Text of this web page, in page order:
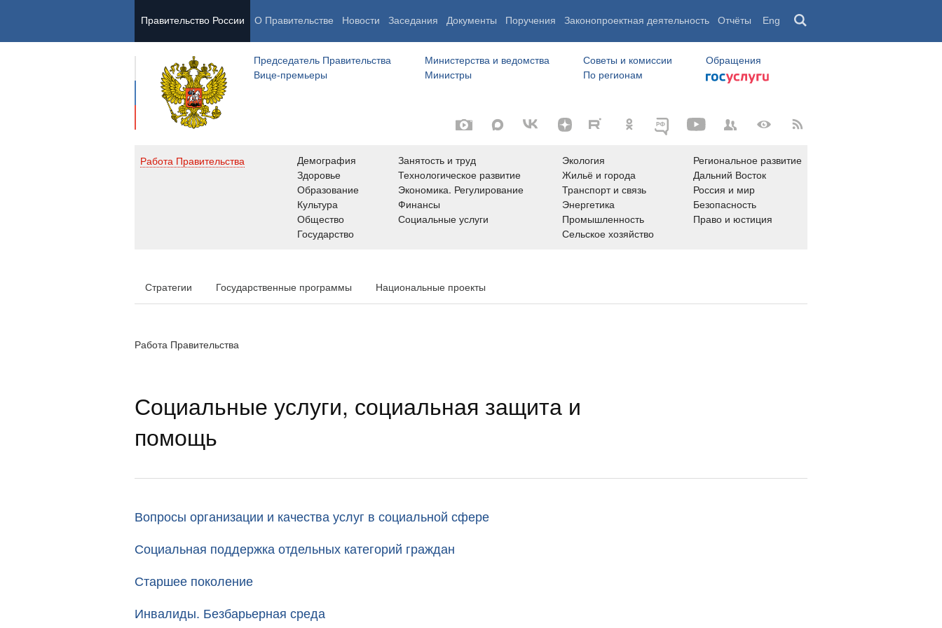
Правительство России О Правительстве Новости Заседания Документы Поручения Законопроектная деятельность Отчёты Eng
Председатель Правительства
Вице-премьеры
Министерства и ведомства
Министры
Советы и комиссии
По регионам
Обращения
Работа Правительства
Демография
Здоровье
Образование
Культура
Общество
Государство
Занятость и труд
Технологическое развитие
Экономика. Регулирование
Финансы
Социальные услуги
Экология
Жильё и города
Транспорт и связь
Энергетика
Промышленность
Сельское хозяйство
Региональное развитие
Дальний Восток
Россия и мир
Безопасность
Право и юстиция
Стратегии Государственные программы Национальные проекты
Работа Правительства
Социальные услуги, социальная защита и
помощь
Вопросы организации и качества услуг в социальной сфере
Социальная поддержка отдельных категорий граждан
Старшее поколение
Инвалиды. Безбарьерная среда